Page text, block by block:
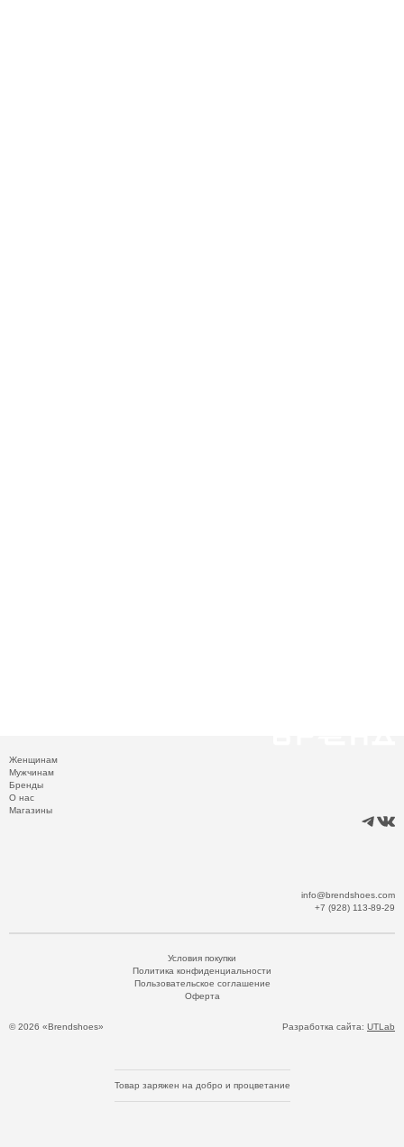
Женщинам
Мужчинам
Бренды
О нас
Магазины
info@brendshoes.com
+7 (928) 113-89-29
© 2026 «Brendshoes»
Условия покупки
Политика конфиденциальности
Пользовательское соглашение
Оферта
Разработка сайта: UTLab
Товар заряжен на добро и процветание